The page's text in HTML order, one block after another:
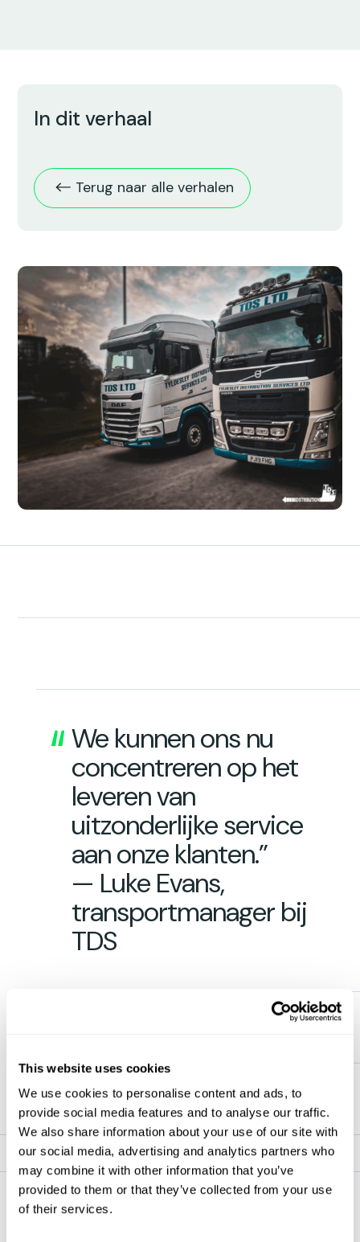
This website uses cookies
We use cookies to personalise content and ads, to
provide social media features and to analyse our traffic.
We also share information about your use of our site with
our social media, advertising and analytics partners who
may combine it with other information that you’ve
provided to them or that they’ve collected from your use
of their services.
In dit verhaal
Terug naar alle verhalen
We kunnen ons nu
concentreren op het
leveren van
uitzonderlijke service
aan onze klanten.”
— Luke Evans,
transportmanager bij
TDS